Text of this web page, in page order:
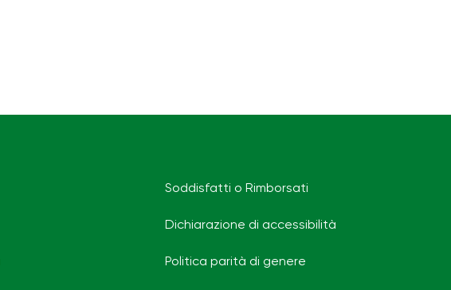
Soddisfatti o Rimborsati
Dichiarazione di accessibilità
Politica parità di genere